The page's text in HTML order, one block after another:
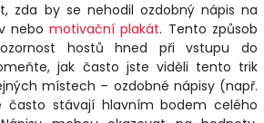
zda by se nehodil ozdobný nápis na
nebomotivační plakát. Tento způsob
hostů hned při vstupu do
jak často jste viděli tento trik
místech – ozdobné nápisy (např.
často stávají hlavním bodem celého